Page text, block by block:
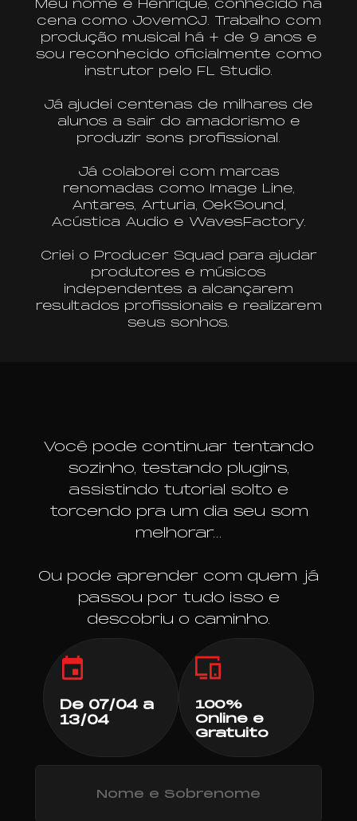
Meu nome é Henrique, conhecido na
cena como JovemCJ. Trabalho com
produção musical há + de 9 anos e
sou reconhecido oficialmente como
instrutor pelo FL Studio.
Já ajudei centenas de milhares de
alunos a sair do amadorismo e
produzir sons profissional.
Já colaborei com marcas
renomadas como Image Line,
Antares, Arturia, OekSound,
Acústica Audio e WavesFactory.
Criei o Producer Squad para ajudar
produtores e músicos
independentes a alcançarem
resultados profissionais e realizarem
seus sonhos.
Você pode continuar tentando
sozinho, testando plugins,
assistindo tutorial solto e
torcendo pra um dia seu som
melhorar…
Ou pode aprender com quem já
passou por tudo isso e
descobriu o caminho.
De 07/04 a
13/04
100%
Online e
Gratuito